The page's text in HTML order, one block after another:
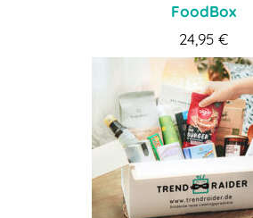
FoodBox
24,95 €